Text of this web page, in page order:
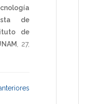
de
de
27,